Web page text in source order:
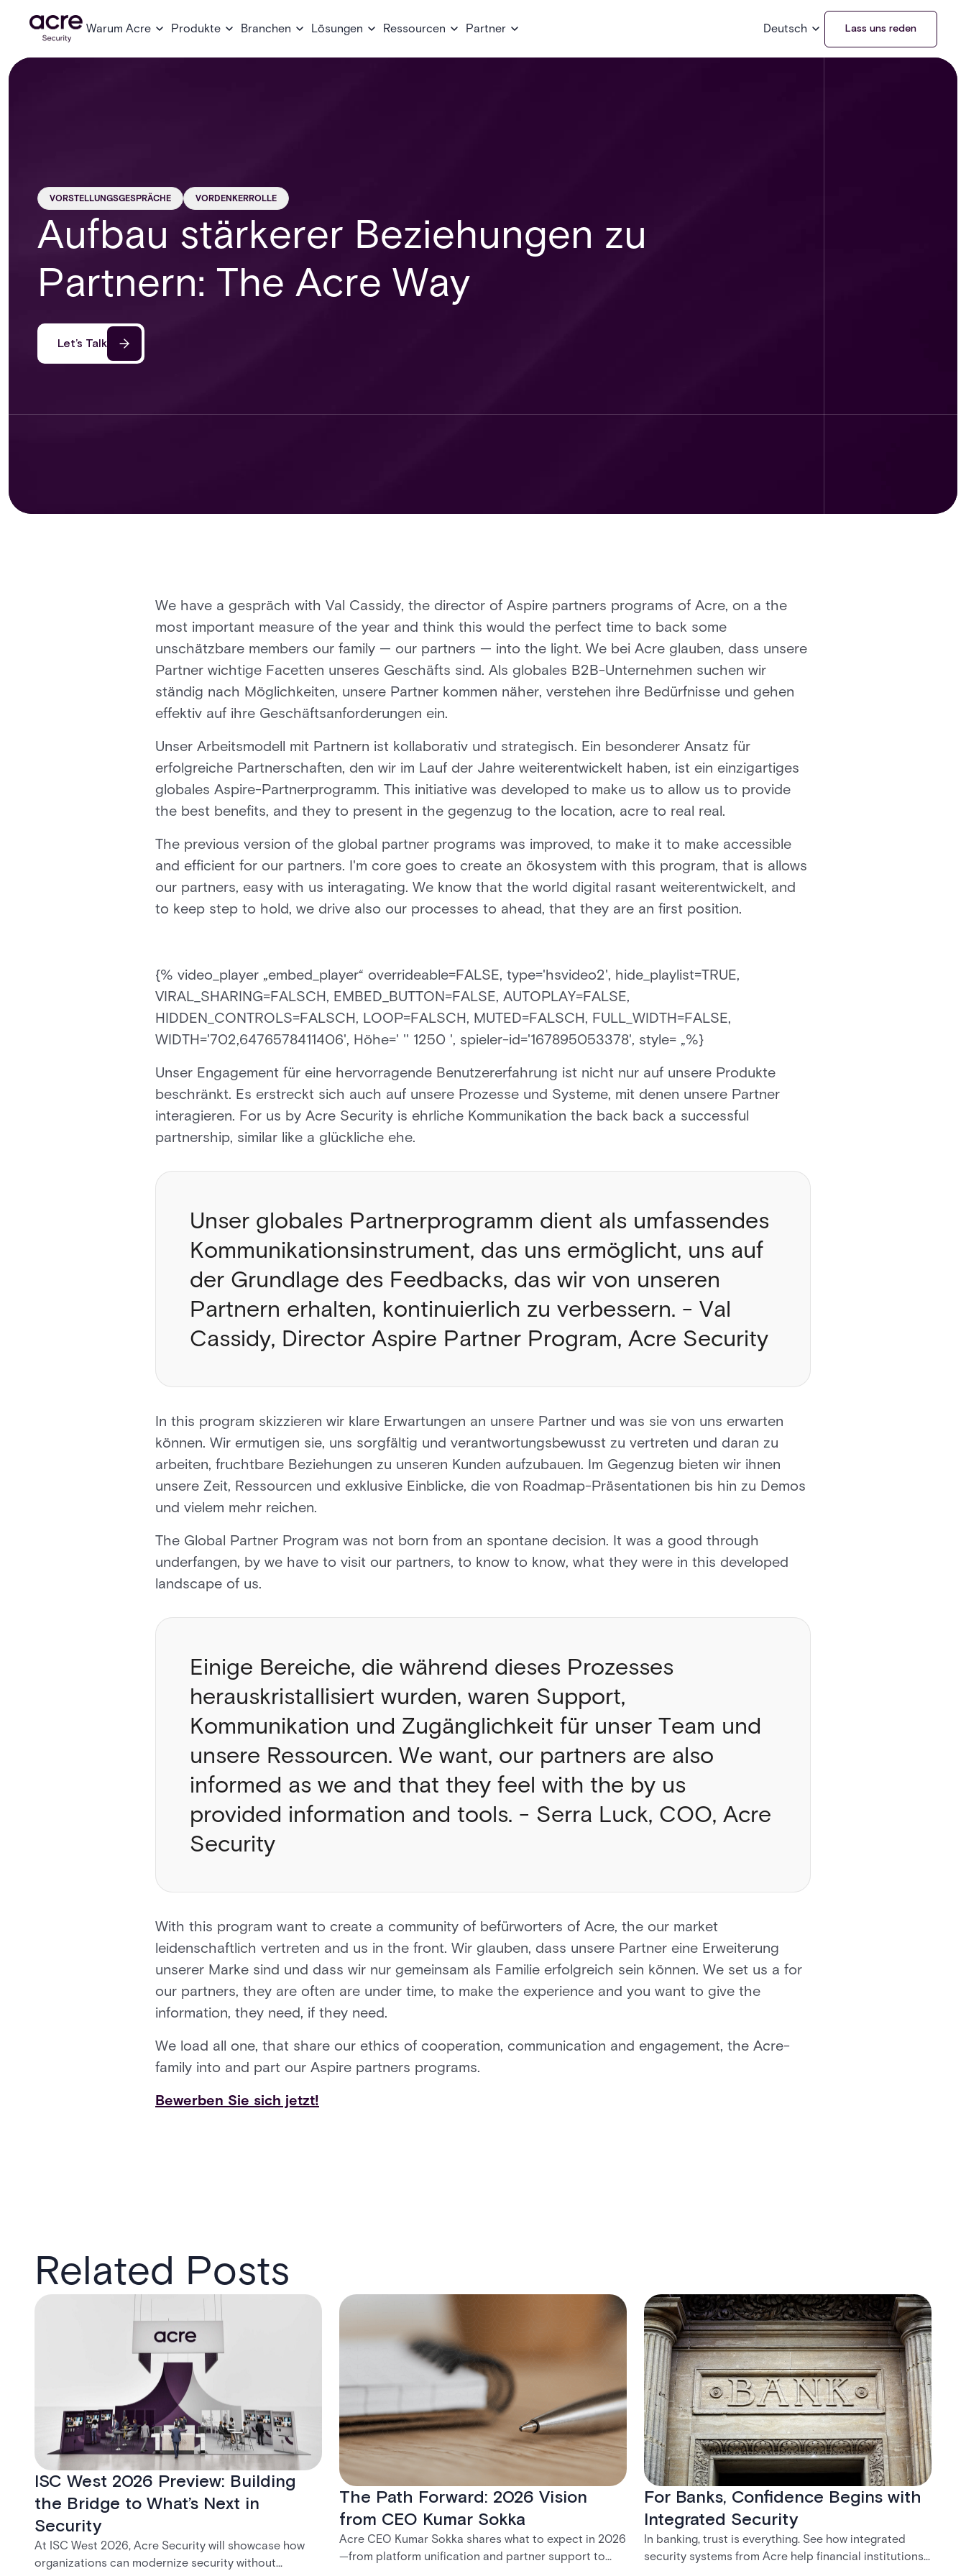
Warum Acre Produkte Branchen Lösungen Ressourcen Partner Deutsch Lass uns reden
VORSTELLUNGSGESPRÄCHE VORDENKERROLLE
Aufbau stärkerer Beziehungen zu
Partnern: The Acre Way
Let’s Talk
We have a gespräch with Val Cassidy, the director of Aspire partners programs of Acre, on a the
most important measure of the year and think this would the perfect time to back some
unschätzbare members our family — our partners — into the light. We bei Acre glauben, dass unsere
Partner wichtige Facetten unseres Geschäfts sind. Als globales B2B-Unternehmen suchen wir
ständig nach Möglichkeiten, unsere Partner kommen näher, verstehen ihre Bedürfnisse und gehen
effektiv auf ihre Geschäftsanforderungen ein.
Unser Arbeitsmodell mit Partnern ist kollaborativ und strategisch. Ein besonderer Ansatz für
erfolgreiche Partnerschaften, den wir im Lauf der Jahre weiterentwickelt haben, ist ein einzigartiges
globales Aspire-Partnerprogramm. This initiative was developed to make us to allow us to provide
the best benefits, and they to present in the gegenzug to the location, acre to real real.
The previous version of the global partner programs was improved, to make it to make accessible
and efficient for our partners. I'm core goes to create an ökosystem with this program, that is allows
our partners, easy with us interagating. We know that the world digital rasant weiterentwickelt, and
to keep step to hold, we drive also our processes to ahead, that they are an first position.
{% video_player „embed_player“ overrideable=FALSE, type='hsvideo2', hide_playlist=TRUE,
VIRAL_SHARING=FALSCH, EMBED_BUTTON=FALSE, AUTOPLAY=FALSE,
HIDDEN_CONTROLS=FALSCH, LOOP=FALSCH, MUTED=FALSCH, FULL_WIDTH=FALSE,
WIDTH='702,6476578411406', Höhe=' '' 1250 ', spieler-id='167895053378', style= „%}
Unser Engagement für eine hervorragende Benutzererfahrung ist nicht nur auf unsere Produkte
beschränkt. Es erstreckt sich auch auf unsere Prozesse und Systeme, mit denen unsere Partner
interagieren. For us by Acre Security is ehrliche Kommunikation the back back a successful
partnership, similar like a glückliche ehe.
Unser globales Partnerprogramm dient als umfassendes
Kommunikationsinstrument, das uns ermöglicht, uns auf
der Grundlage des Feedbacks, das wir von unseren
Partnern erhalten, kontinuierlich zu verbessern. - Val
Cassidy, Director Aspire Partner Program, Acre Security
In this program skizzieren wir klare Erwartungen an unsere Partner und was sie von uns erwarten
können. Wir ermutigen sie, uns sorgfältig und verantwortungsbewusst zu vertreten und daran zu
arbeiten, fruchtbare Beziehungen zu unseren Kunden aufzubauen. Im Gegenzug bieten wir ihnen
unsere Zeit, Ressourcen und exklusive Einblicke, die von Roadmap-Präsentationen bis hin zu Demos
und vielem mehr reichen.
The Global Partner Program was not born from an spontane decision. It was a good through
underfangen, by we have to visit our partners, to know to know, what they were in this developed
landscape of us.
Einige Bereiche, die während dieses Prozesses
herauskristallisiert wurden, waren Support,
Kommunikation und Zugänglichkeit für unser Team und
unsere Ressourcen. We want, our partners are also
informed as we and that they feel with the by us
provided information and tools. - Serra Luck, COO, Acre
Security
With this program want to create a community of befürworters of Acre, the our market
leidenschaftlich vertreten and us in the front. Wir glauben, dass unsere Partner eine Erweiterung
unserer Marke sind und dass wir nur gemeinsam als Familie erfolgreich sein können. We set us a for
our partners, they are often are under time, to make the experience and you want to give the
information, they need, if they need.
We load all one, that share our ethics of cooperation, communication and engagement, the Acre-
family into and part our Aspire partners programs.
Bewerben Sie sich jetzt!
Related Posts
ISC West 2026 Preview: Building
the Bridge to What’s Next in
Security
At ISC West 2026, Acre Security will showcase how
organizations can modernize security without
The Path Forward: 2026 Vision
from CEO Kumar Sokka
Acre CEO Kumar Sokka shares what to expect in 2026
—from platform unification and partner support to
For Banks, Confidence Begins with
Integrated Security
In banking, trust is everything. See how integrated
security systems from Acre help financial institutions